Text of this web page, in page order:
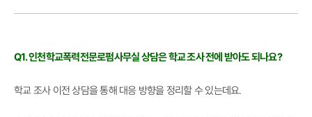
Q1. 인천학교폭력전문로펌사무실 상담은 학교 조사 전에 받아도 되나요?
학교 조사 이전 상담을 통해 대응 방향을 정리할 수 있는데요.